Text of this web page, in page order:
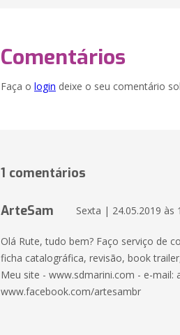
Comentários
Faça o login deixe o seu comentário
1 comentários
ArteSam Sexta | 24.05.2019 às
Olá Rute, tudo bem? Faço serviço de
ficha catalográfica, revisão, book
Meu site - www.sdmarini.com - e-mail:
www.facebook.com/artesambr